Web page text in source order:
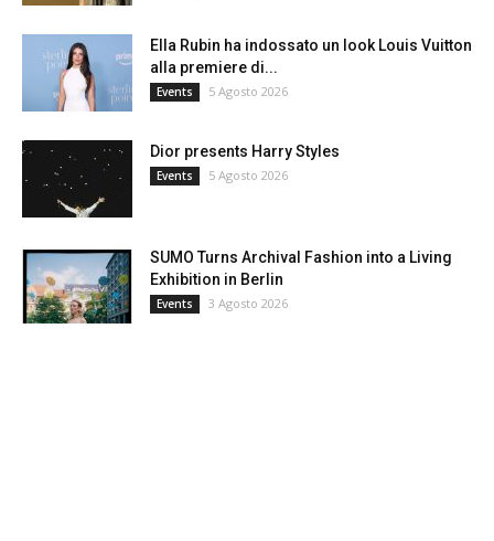
Ella Rubin ha indossato un look Louis Vuitton
alla premiere di...
Events 5 Agosto 2026
Dior presents Harry Styles
Events 5 Agosto 2026
SUMO Turns Archival Fashion into a Living
Exhibition in Berlin
Events 3 Agosto 2026